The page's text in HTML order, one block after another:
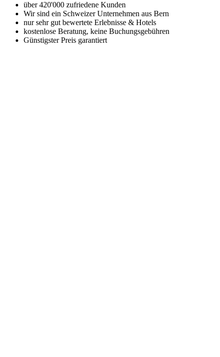
über 420'000 zufriedene Kunden
Wir sind ein Schweizer Unternehmen aus Bern
nur sehr gut bewertete Erlebnisse & Hotels
kostenlose Beratung, keine Buchungsgebühren
Günstigster Preis garantiert